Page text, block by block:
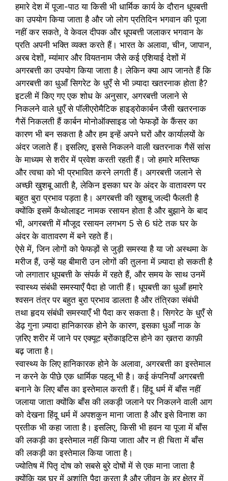
हमारे देश में पूजा-पाठ या किसी भी धार्मिक कार्य के दौरान धूपबत्ती
का उपयोग किया जाता है और जो लोग प्रतिदिन भगवान की पूजा
नहीं कर सकते, वे केवल दीपक और धूपबत्ती जलाकर भगवान के
प्रति अपनी भक्ति व्यक्त करते हैं। भारत के अलावा, चीन, जापान,
अरब देशों, म्यांमार और वियतनाम जैसे कई एशियाई देशों में
अगरबत्ती का उपयोग किया जाता है। लेकिन क्या आप जानते हैं कि
अगरबत्ती का धुआँ सिगरेट के धुएँ से भी ज़्यादा खतरनाक होता है?
इटली में किए गए एक शोध के अनुसार, अगरबत्ती जलाने से
निकलने वाले धुएँ से पॉलीएरोमैटिक हाइड्रोकार्बन जैसी खतरनाक
गैसें निकलती हैं कार्बन मोनोऑक्साइड जो फेफड़ों के कैंसर का
कारण भी बन सकता है और हम इन्हें अपने घरों और कार्यालयों के
अंदर जलाते हैं। इसलिए, इससे निकलने वाली खतरनाक गैसें सांस
के माध्यम से शरीर में प्रवेश करती रहती हैं। जो हमारे मस्तिष्क
और त्वचा को भी प्रभावित करने लगती हैं। अगरबत्ती जलाने से
अच्छी खुशबू आती है, लेकिन इसका घर के अंदर के वातावरण पर
बहुत बुरा प्रभाव पड़ता है। अगरबत्ती की खुशबू जल्दी फैलती है
क्योंकि इसमें कैथोलाइट नामक रसायन होता है और बुझाने के बाद
भी, अगरबत्ती में मौजूद रसायन लगभग 5 से 6 घंटे तक घर के
अंदर के वातावरण में बने रहते हैं।
ऐसे में, जिन लोगों को फेफड़ों से जुड़ी समस्या है या जो अस्थमा के
मरीज हैं, उन्हें यह बीमारी उन लोगों की तुलना में ज़्यादा हो सकती है
जो लगातार धूपबत्ती के संपर्क में रहते हैं, और समय के साथ उनमें
स्वास्थ्य संबंधी समस्याएँ पैदा हो जाती हैं। धूपबत्ती का धुआँ हमारे
श्वसन तंत्र पर बहुत बुरा प्रभाव डालता है और तंत्रिका संबंधी
तथा हृदय संबंधी समस्याएँ भी पैदा कर सकता है। सिगरेट के धुएँ से
डेढ़ गुना ज़्यादा हानिकारक होने के कारण, इसका धुआँ नाक के
ज़रिए शरीर में जाने पर एक्यूट ब्रोंकाइटिस होने का ख़तरा काफ़ी
बढ़ जाता है।
स्वास्थ्य के लिए हानिकारक होने के अलावा, अगरबत्ती का इस्तेमाल
न करने के पीछे एक धार्मिक पहलू भी है। कई कंपनियाँ अगरबत्ती
बनाने के लिए बाँस का इस्तेमाल करती हैं। हिंदू धर्म में बाँस नहीं
जलाया जाता क्योंकि बाँस की लकड़ी जलाने पर निकलने वाली आग
को देखना हिंदू धर्म में अपशकुन माना जाता है और इसे विनाश का
प्रतीक भी कहा जाता है। इसलिए, किसी भी हवन या पूजा में बाँस
की लकड़ी का इस्तेमाल नहीं किया जाता और न ही चिता में बाँस
की लकड़ी का इस्तेमाल किया जाता है।
ज्योतिष में पितृ दोष को सबसे बुरे दोषों में से एक माना जाता है
क्योंकि यह घर में अशांति पैदा करता है और जीवन के हर क्षेत्र में